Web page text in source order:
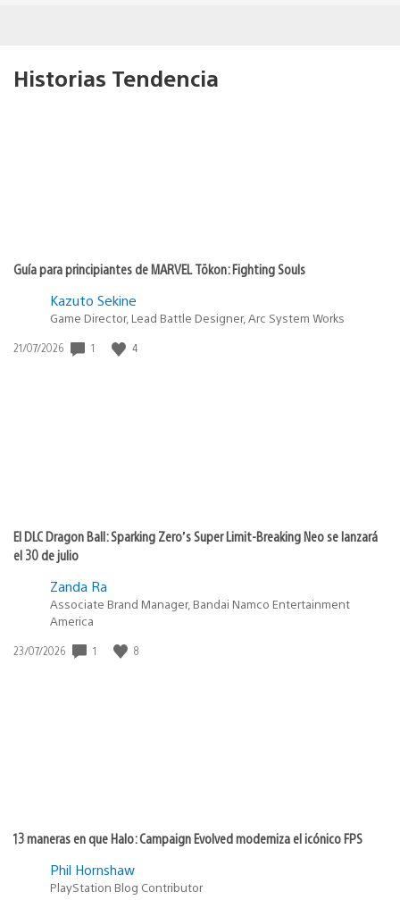
Historias Tendencia
Guía para principiantes de MARVEL Tōkon: Fighting Souls
Kazuto Sekine
Game Director, Lead Battle Designer, Arc System Works
Fecha
21/07/2026 1 4
El DLC Dragon Ball: Sparking Zero’s Super Limit-Breaking Neo se lanzará
el 30 de julio
Zanda Ra
Associate Brand Manager, Bandai Namco Entertainment
America
Fecha
23/07/2026 1 8
13 maneras en que Halo: Campaign Evolved moderniza el icónico FPS
Phil Hornshaw
PlayStation Blog Contributor